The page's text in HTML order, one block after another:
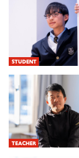
STUDENT
TEACHER